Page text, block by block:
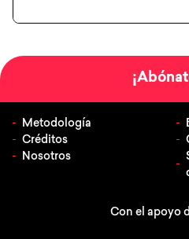
Metodología
Créditos
Nosotros
Con el apoyo